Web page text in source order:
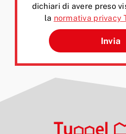
dichiari di avere preso
la normativa privacy
Si